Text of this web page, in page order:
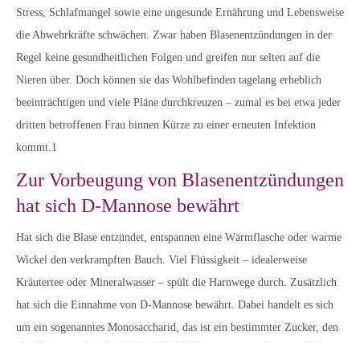
Stress, Schlafmangel sowie eine ungesunde Ernährung und Lebensweise
die Abwehrkräfte schwächen. Zwar haben Blasenentzündungen in der
Regel keine gesundheitlichen Folgen und greifen nur selten auf die
Nieren über. Doch können sie das Wohlbefinden tagelang erheblich
beeinträchtigen und viele Pläne durchkreuzen – zumal es bei etwa jeder
dritten betroffenen Frau binnen Kürze zu einer erneuten Infektion
kommt.1
Zur Vorbeugung von Blasenentzündungen
hat sich D-Mannose bewährt
Hat sich die Blase entzündet, entspannen eine Wärmflasche oder warme
Wickel den verkrampften Bauch. Viel Flüssigkeit – idealerweise
Kräutertee oder Mineralwasser – spült die Harnwege durch. Zusätzlich
hat sich die Einnahme von D-Mannose bewährt. Dabei handelt es sich
um ein sogenanntes Monosaccharid, das ist ein bestimmter Zucker, den